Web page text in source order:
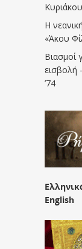
Η
«Άκου
Βιασμοί
εισβολή
’74
English